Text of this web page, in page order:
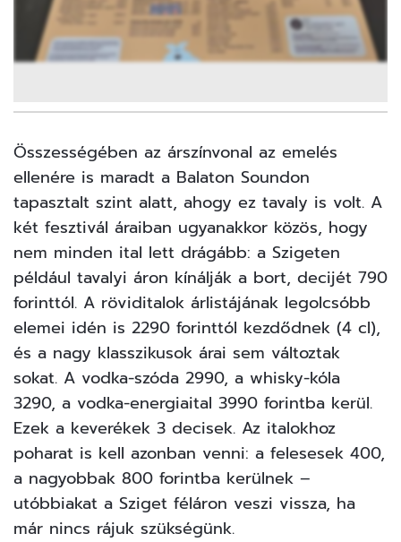
1FOTÓ
Összességében az árszínvonal az emelés
ellenére is maradt a Balaton Soundon
tapasztalt szint alatt, ahogy ez tavaly is volt. A
két fesztivál áraiban ugyanakkor közös, hogy
nem minden ital lett drágább: a Szigeten
például tavalyi áron kínálják a bort, decijét 790
forinttól. A röviditalok árlistájának legolcsóbb
elemei idén is 2290 forinttól kezdődnek (4 cl),
és a nagy klasszikusok árai sem változtak
sokat. A vodka-szóda 2990, a whisky-kóla
3290, a vodka-energiaital 3990 forintba kerül.
Ezek a keverékek 3 decisek. Az italokhoz
poharat is kell azonban venni: a felesesek 400,
a nagyobbak 800 forintba kerülnek –
utóbbiakat a Sziget féláron veszi vissza, ha
már nincs rájuk szükségünk.